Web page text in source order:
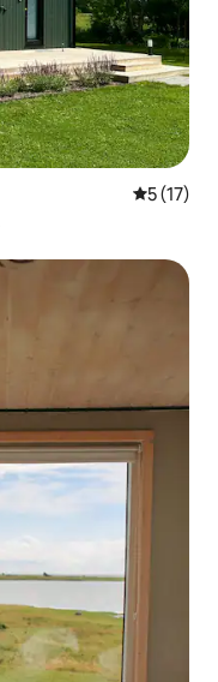
平均评分
5 (17)